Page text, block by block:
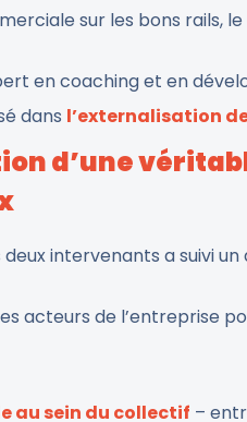
sur les bons rails,
en coaching et en
dans l’externalisation
d’une
intervenants a suivi un
acteurs de l’entreprise
au sein du collectif –